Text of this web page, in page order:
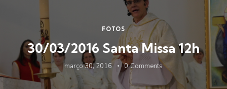
FOTOS
30/03/2016 Santa Missa 12h
março 30, 2016 0 Comments